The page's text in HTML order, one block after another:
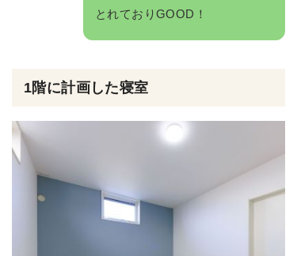
とれておりGOOD！
1階に計画した寝室